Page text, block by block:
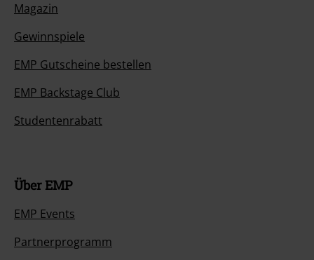
Magazin
Gewinnspiele
EMP Gutscheine bestellen
EMP Backstage Club
Studentenrabatt
Über EMP
EMP Events
Partnerprogramm